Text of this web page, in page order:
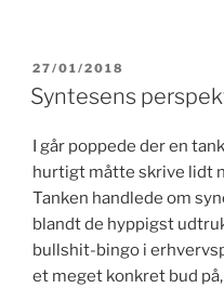
Thing
Called
of
Constraints
and
how
Should
it
UDGIVET
DEN
27/01/2018
Syntesens
I går poppede der en
hurtigt måtte skrive lidt
Tanken handlede om
blandt de hyppigst
bullshit-bingo i
et meget konkret bud